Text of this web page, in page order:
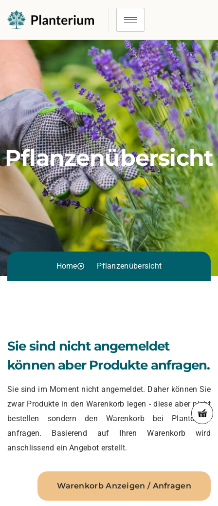
Pflanzenübersicht
Home Pflanzenübersicht
Sie sind nicht angemeldet
können aber Produkte anfragen.
Sie sind im Moment nicht angemeldet. Daher können Sie
zwar Produkte in den Warenkorb legen - diese aber nicht
bestellen sondern den Warenkorb bei Planterium
anfragen. Basierend auf Ihren Warenkorb wird
anschlissend ein Angebot erstellt.
Warenkorb Anzeigen / Anfragen